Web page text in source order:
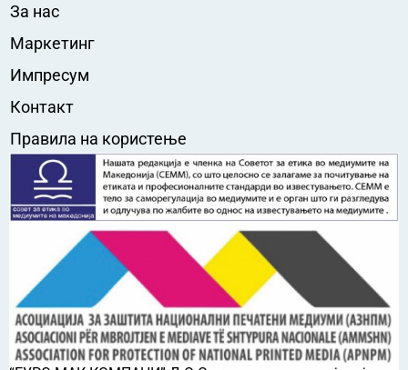
За нас
Маркетинг
Импресум
Контакт
Правила на користење